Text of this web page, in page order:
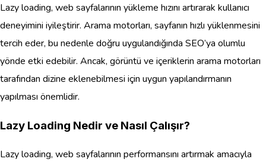
Lazy loading, web sayfalarının yükleme hızını artırarak kullanıcı
deneyimini iyileştirir. Arama motorları, sayfanın hızlı yüklenmesini
tercih eder, bu nedenle doğru uygulandığında SEO’ya olumlu
yönde etki edebilir. Ancak, görüntü ve içeriklerin arama motorları
tarafından dizine eklenebilmesi için uygun yapılandırmanın
yapılması önemlidir.
Lazy Loading Nedir ve Nasıl Çalışır?
Lazy loading, web sayfalarının performansını artırmak amacıyla